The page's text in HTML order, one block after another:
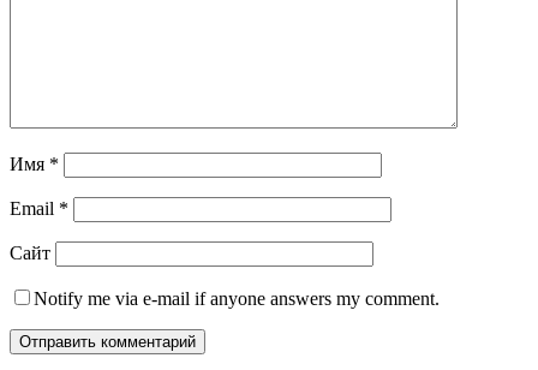
Имя *
Email *
Сайт
Notify me via e-mail if anyone answers my comment.